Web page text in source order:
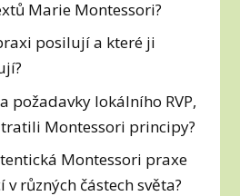
Marie Montessori?
posilují a které ji
požadavky lokálního RVP,
Montessori principy?
Montessori praxe
různých částech světa?